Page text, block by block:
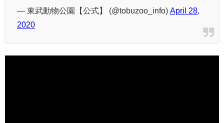
— 東武動物公園【公式】 (@tobuzoo_info) April 28,
2020